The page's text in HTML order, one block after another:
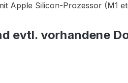
Apple Silicon-Prozessor (M1
evtl. vorhandene